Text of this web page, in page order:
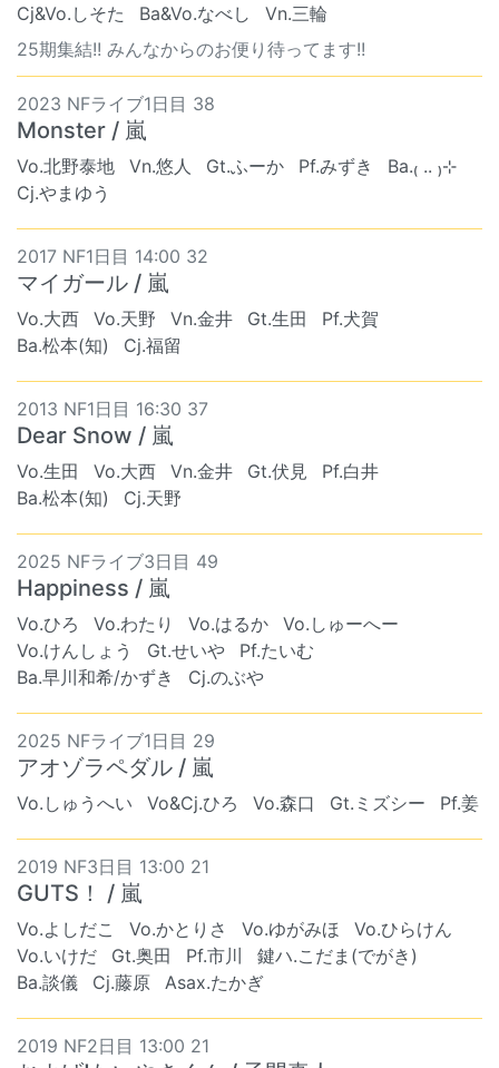
Cj&Vo.しそた
Ba&Vo.なべし
Vn.三輪
25期集結!! みんなからのお便り待ってます!!
2023 NFライブ1日目 38
Monster / 嵐
Vo.北野泰地 Vn.悠人 Gt.ふーか Pf.みずき
Ba.₍ .. ₎⊹
Cj.やまゆう
2017 NF1日目 14:00 32
マイガール / 嵐
Vo.大西 Vo.天野 Vn.金井 Gt.生田
Pf.犬賀
Ba.松本(知)
Cj.福留
2013 NF1日目 16:30 37
Dear Snow / 嵐
Vo.生田 Vo.大西 Vn.金井 Gt.伏見
Pf.白井
Ba.松本(知)
Cj.天野
2025 NFライブ3日目 49
Happiness / 嵐
Vo.ひろ Vo.わたり Vo.はるか
Vo.しゅーへー
Vo.けんしょう
Gt.せいや
Pf.たいむ
Ba.早川和希/かずき
Cj.のぶや
2025 NFライブ1日目 29
アオゾラペダル / 嵐
Vo.しゅうへい Vo&Cj.ひろ Vo.森口 Gt.ミズシー Pf.姜
2019 NF3日目 13:00 21
GUTS！ / 嵐
Vo.よしだこ Vo.かとりさ Vo.ゆがみほ
Vo.ひらけん
Vo.いけだ
Gt.奥田 Pf.市川
鍵ハ.こだま(でがき)
Ba.談儀
Cj.藤原 Asax.たかぎ
2019 NF2日目 13:00 21